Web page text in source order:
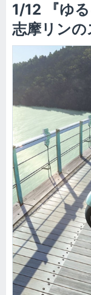
1/12 『ゆ
志摩リン